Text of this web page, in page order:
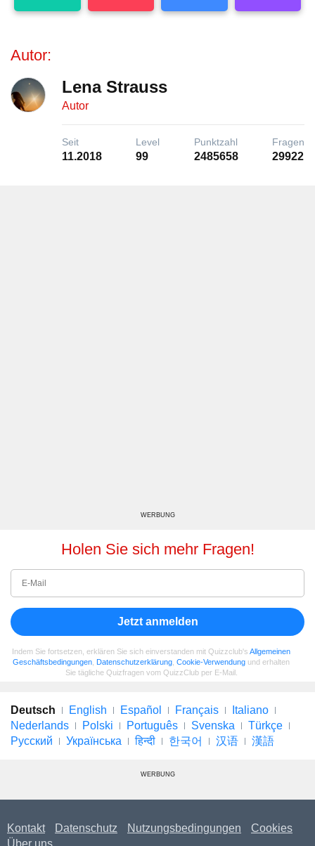
Autor:
Lena Strauss
Autor
Seit
11.2018
Level
99
Punktzahl
2485658
Fragen
29922
WERBUNG
Holen Sie sich mehr Fragen!
Jetzt anmelden
Indem Sie fortsetzen, erklären Sie sich einverstanden mit Quizzclub's Allgemeinen
Geschäftsbedingungen, Datenschutzerklärung, Cookie-Verwendung und erhalten
Sie tägliche Quizfragen vom QuizzClub per E-Mail.
Deutsch English Español Français
Italiano
Nederlands
Polski Português Svenska
Türkçe
Русский
Українська हिन्दी 한국어 汉语 漢語
WERBUNG
Kontakt Datenschutz Nutzungsbedingungen
Cookies